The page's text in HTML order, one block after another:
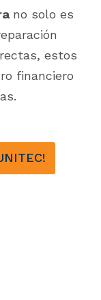
no solo es
estos
financiero